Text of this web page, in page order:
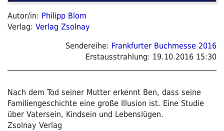
Autor/in: Philipp Blom
Verlag: Verlag Zsolnay
Sendereihe: Frankfurter Buchmesse 2016
Erstausstrahlung: 19.10.2016 15:30
Nach dem Tod seiner Mutter erkennt Ben, dass seine
Familiengeschichte eine große Illusion ist. Eine Studie
über Vatersein, Kindsein und Lebenslügen.
Zsolnay Verlag